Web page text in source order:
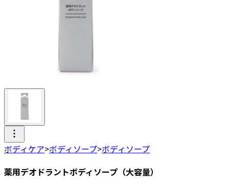
ボディケア>ボディソープ>ボディソープ
薬用デオドラントボディソープ（大容量）